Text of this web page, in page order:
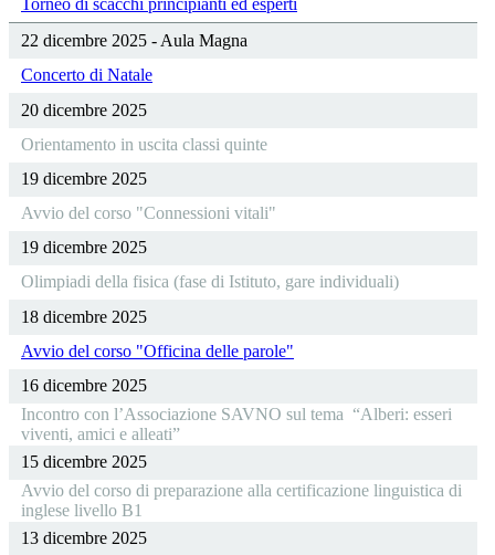
Torneo di scacchi principianti ed esperti
22 dicembre 2025 - Aula Magna
Concerto di Natale
20 dicembre 2025
Orientamento in uscita classi quinte
19 dicembre 2025
Avvio del corso "Connessioni vitali"
19 dicembre 2025
Olimpiadi della fisica (fase di Istituto, gare individuali)
18 dicembre 2025
Avvio del corso "Officina delle parole"
16 dicembre 2025
Incontro con l’Associazione SAVNO sul tema “Alberi: esseri
viventi, amici e alleati”
15 dicembre 2025
Avvio del corso di preparazione alla certificazione linguistica di
inglese livello B1
13 dicembre 2025